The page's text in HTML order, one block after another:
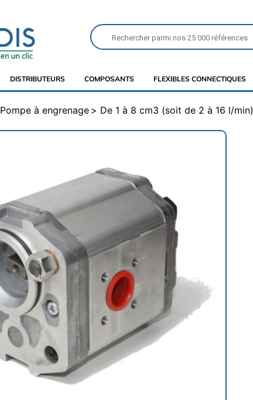
DISTRIBUTEURS COMPOSANTS FLEXIBLES CONNECTIQUES
Pompe à engrenage De 1 à 8 cm3 (soit de 2 à 16 l/min)